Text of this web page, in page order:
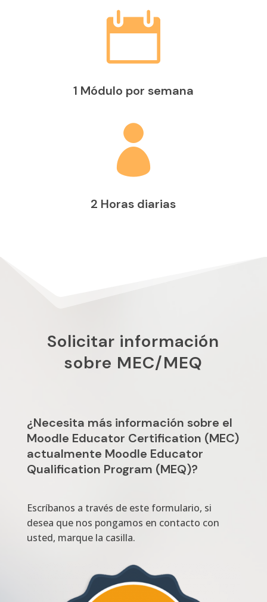

1 Módulo por semana

2 Horas diarias
Solicitar información
sobre MEC/MEQ
¿Necesita más información sobre el
Moodle Educator Certification (MEC)
actualmente Moodle Educator
Qualification Program (MEQ)?
Escríbanos a través de este formulario, si
desea que nos pongamos en contacto con
usted, marque la casilla.